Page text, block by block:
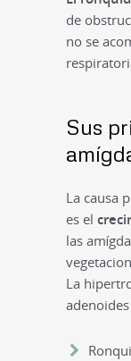
de
no se
Sus
La causa
es el
las
La